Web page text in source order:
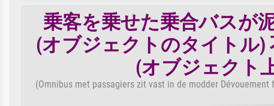
乗客を乗せた乗合バスが
(オブジェクトのタイトル)
(オブジェクト
(Omnibus met passagiers zit vast in de modder